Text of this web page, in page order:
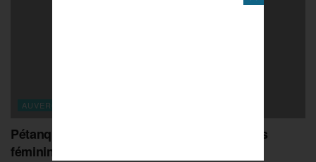
AUVERGNE-RHONE-ALPES
Pétanque : revivez la finale doublette juniors
féminines à Romans